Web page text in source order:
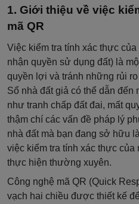
Giới thiệu về việc
mã QR
Việc kiểm tra tính xác thực
nhận quyền sử dụng đất) là
quyền lợi và tránh những rủi
Sổ nhà đất giả có thể dẫn đến
như tranh chấp đất đai, mất
thậm chí các vấn đề pháp lý
nhà đất mà bạn đang sở hữu
việc kiểm tra tính xác thực
thực hiện thường xuyên.
Công nghệ mã QR (Quick
vạch hai chiều được thiết kế